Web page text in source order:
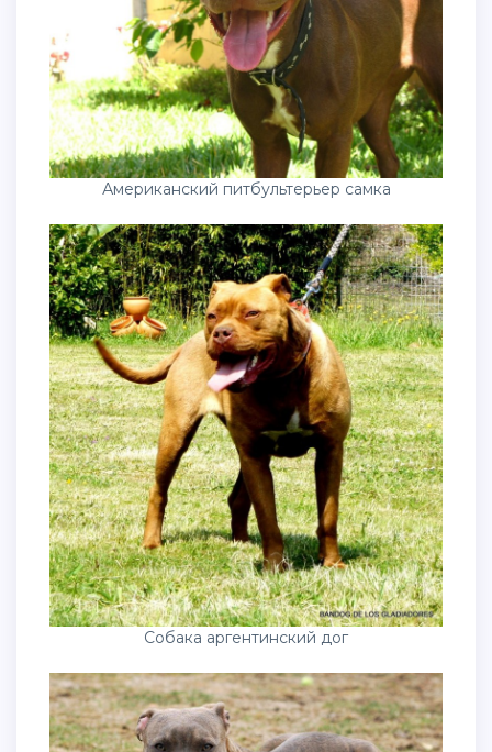
Американский питбультерьер самка
Собака аргентинский дог